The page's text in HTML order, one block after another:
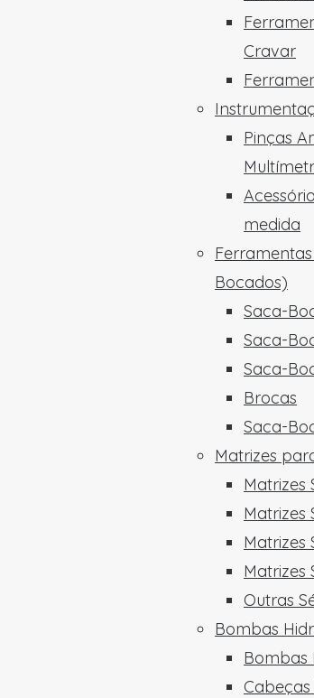
Cravar
Pinças
medida
Bocados)
Saca-
Saca-
Saca-
Brocas
Saca-
Matrizes
Matrizes
Matrizes
Matrizes
Matrizes
Outras
Bombas
Bombas